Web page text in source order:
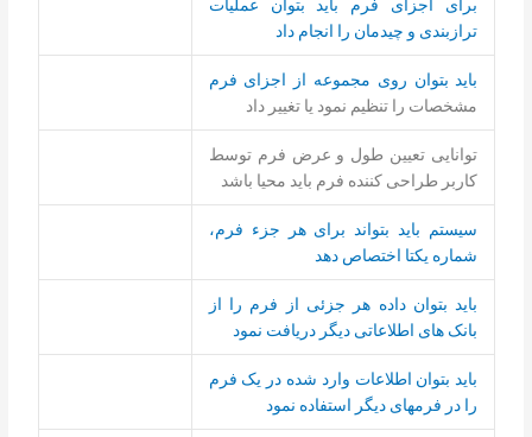
برای اجزای فرم باید بتوان عملیات
ترازبندی و چیدمان را انجام داد
باید بتوان روی مجموعه از اجزای فرم
مشخصات را تنظیم نمود یا تغییر داد
توانایی تعیین طول و عرض فرم توسط
کاربر طراحی کننده فرم باید محیا باشد
سیستم باید بتواند برای هر جزء فرم،
شماره یکتا اختصاص دهد
باید بتوان داده هر جزئی از فرم را از
بانک های اطلاعاتی دیگر دریافت نمود
باید بتوان اطلاعات وارد شده در یک فرم
را در فرمهای دیگر استفاده نمود